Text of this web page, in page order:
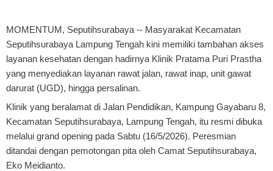
MOMENTUM, Seputihsurabaya -- Masyarakat Kecamatan
Seputihsurabaya Lampung Tengah kini memiliki tambahan akses
layanan kesehatan dengan hadirnya Klinik Pratama Puri Prastha
yang menyediakan layanan rawat jalan, rawat inap, unit gawat
darurat (UGD), hingga persalinan.
Klinik yang beralamat di Jalan Pendidikan, Kampung Gayabaru 8,
Kecamatan Seputihsurabaya, Lampung Tengah, itu resmi dibuka
melalui grand opening pada Sabtu (16/5/2026). Peresmian
ditandai dengan pemotongan pita oleh Camat Seputihsurabaya,
Eko Meidianto.